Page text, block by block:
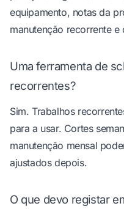
equipamento, notas da
manutenção recorrente e
Uma ferramenta de
recorrentes?
Sim. Trabalhos
para a usar. Cortes
manutenção mensal
ajustados depois.
O que devo registar